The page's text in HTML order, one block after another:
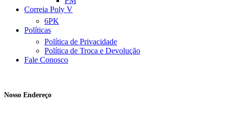
Correia Poly V
6PK
Políticas
Política de Privacidade
Política de Troca e Devolução
Fale Conosco
Nosso Endereço